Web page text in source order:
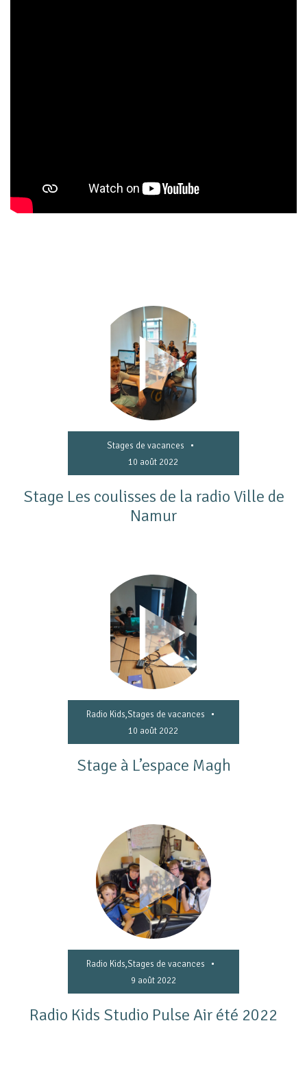
Stages de vacances •
10 août 2022
Stage Les coulisses de la radio Ville de
Namur
Radio Kids,Stages de vacances •
10 août 2022
Stage à L’espace Magh
Radio Kids,Stages de vacances •
9 août 2022
Radio Kids Studio Pulse Air été 2022